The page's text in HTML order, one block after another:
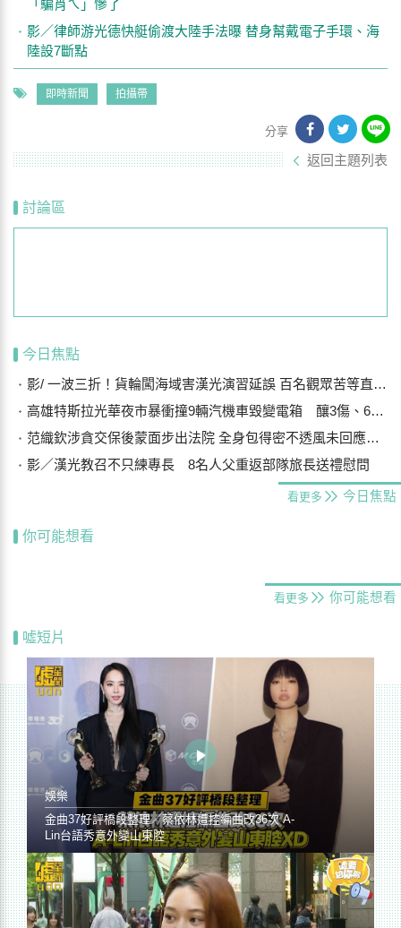
「騙肖ㄟ」慘了
影／律師游光德快艇偷渡大陸手法曝 替身幫戴電子手環、海
陸設7斷點
即時新聞 拍攝帶
分享
返回主題列表
討論區
今日焦點
影/ 一波三折！貨輪闖海域害漢光演習延誤 百名觀眾苦等直呼可惜
高雄特斯拉光華夜市暴衝撞9輛汽機車毀變電箱 釀3傷、600戶停電
范織欽涉貪交保後蒙面步出法院 全身包得密不透風未回應案情
影／漢光教召不只練專長 8名人父重返部隊旅長送禮慰問
看更多 今日焦點
你可能想看
看更多 你可能想看
噓短片
娛樂
金曲37好評橋段整理／蔡依林遭控編曲改36次 A-
Lin台語秀意外變山東腔